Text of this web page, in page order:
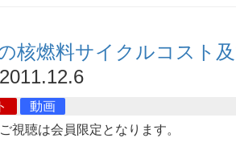
核燃料サイクルコスト
2011.12.6
動画
視聴は会員限定となります。